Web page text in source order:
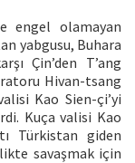
engel olamayan
yabgusu, Buhara
Çin’den T’ang
Hivan-tsang
Kao Sien-çi’yi
Kuça valisi Kao
Türkistan giden
savaşmak için